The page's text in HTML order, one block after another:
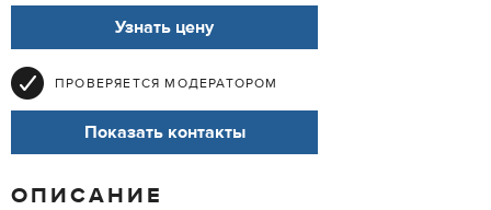
Узнать цену
ПРОВЕРЯЕТСЯ МОДЕРАТОРОМ
Показать контакты
ОПИСАНИЕ